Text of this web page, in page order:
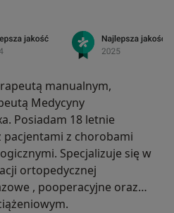
manualnym,
Medycyny
Posiadam 18 letnie
pacjentami z chorobami
Specjalizuje się w
ortopedycznej
, pooperacyjne oraz